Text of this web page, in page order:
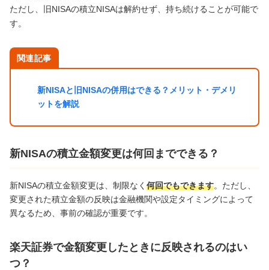
ただし、旧NISAの積立NISAは解約せず、持ち続けることが可能で
す。
関連記事
新NISAと旧NISAの併用はできる？メリット・デメリ
ットを解説
新NISAの積立金額変更は何回までできる？
新NISAの積立金額変更は、制限なく 何回でもできます。ただし、
変更された積立金額の反映は金融機関や設定タイミングによって
異なるため、事前の確認が重要です。
楽天証券で金額変更したときに反映されるのはい
つ？